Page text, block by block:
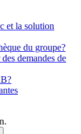
et la solution
du groupe?
demandes de